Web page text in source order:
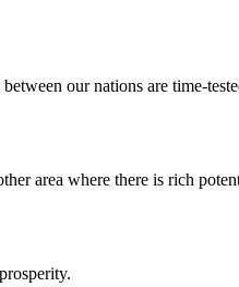
our nations are time-
area where there is rich